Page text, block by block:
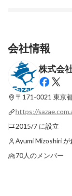
Sazae 、Odoo との
表: ERP導入で企業
最新順で表示
会社情報
株式会
〒171-0021 東京
https://
2015/7 に設立
Ayumi Mizoshiri が
70人のメンバー